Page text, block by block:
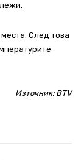
След това
Източник: BTV